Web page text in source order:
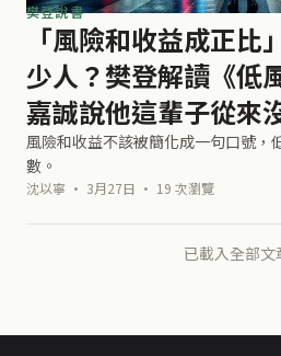
樊登說書
「風險和收益成正比
少人？樊登解讀《低
嘉誠說他這輩子從來
風險和收益不該被簡化成一句口號，
數。
沈以寧 · 3月27日 · 19 次瀏覽
已載入全部文